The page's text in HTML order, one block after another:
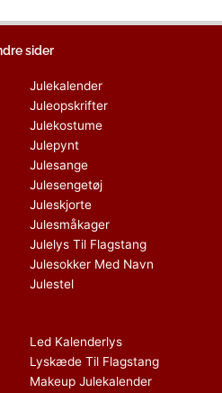
sider
Julekalender
Juleopskrifter
Julekostume
Julepynt
Julesange
Julesengetøj
Juleskjorte
Julesmåkager
Julelys Til Flagstang
Julesokker Med Navn
Julestel
Led Kalenderlys
Lyskæde Til Flagstang
Makeup Julekalender